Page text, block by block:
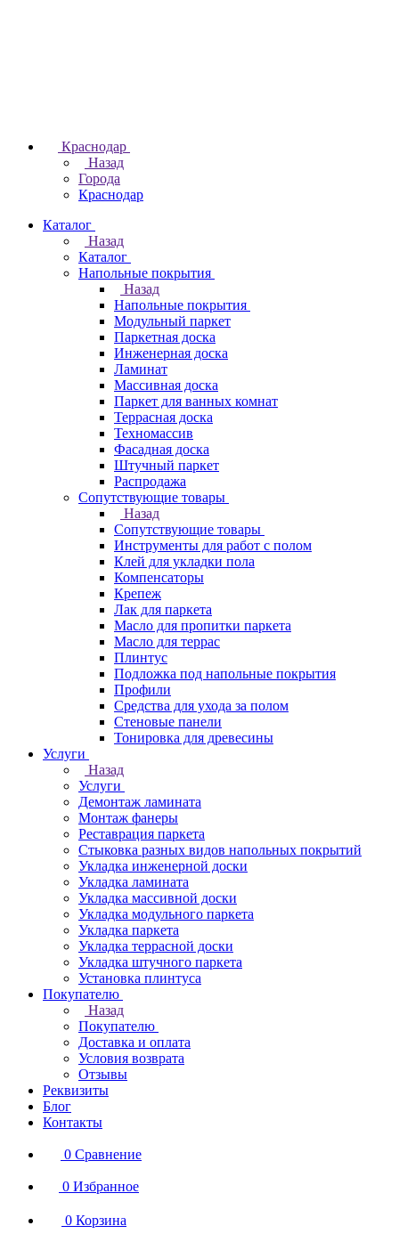
Краснодар
Назад
Города
Краснодар
Каталог
Назад
Каталог
Напольные покрытия
Назад
Напольные покрытия
Модульный паркет
Паркетная доска
Инженерная доска
Ламинат
Массивная доска
Паркет для ванных комнат
Террасная доска
Техномассив
Фасадная доска
Штучный паркет
Распродажа
Сопутствующие товары
Назад
Сопутствующие товары
Инструменты для работ с полом
Клей для укладки пола
Компенсаторы
Крепеж
Лак для паркета
Масло для пропитки паркета
Масло для террас
Плинтус
Подложка под напольные покрытия
Профили
Средства для ухода за полом
Стеновые панели
Тонировка для древесины
Услуги
Назад
Услуги
Демонтаж ламината
Монтаж фанеры
Реставрация паркета
Стыковка разных видов напольных покрытий
Укладка инженерной доски
Укладка ламината
Укладка массивной доски
Укладка модульного паркета
Укладка паркета
Укладка террасной доски
Укладка штучного паркета
Установка плинтуса
Покупателю
Назад
Покупателю
Доставка и оплата
Условия возврата
Отзывы
Реквизиты
Блог
Контакты
0 Сравнение
0 Избранное
0 Корзина